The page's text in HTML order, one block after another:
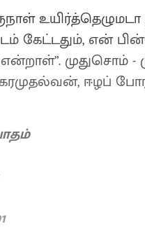
உயிர்த்​தெழுமடா
கேட்​டதும், என்
​முதுசொம் -
ஈழப்